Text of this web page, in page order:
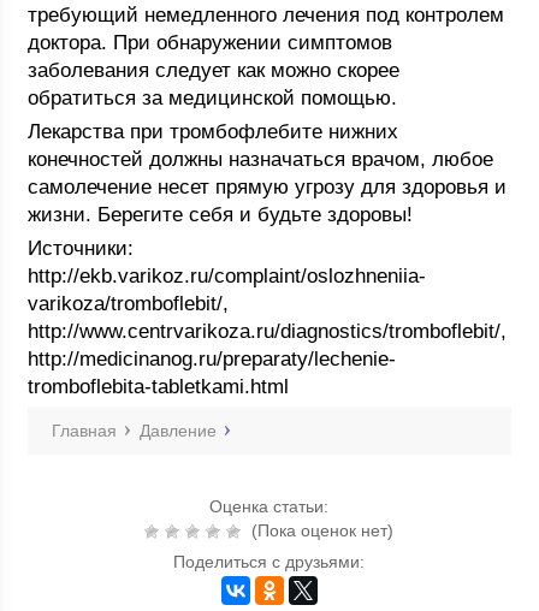
требующий немедленного лечения под контролем
доктора. При обнаружении симптомов
заболевания следует как можно скорее
обратиться за медицинской помощью.
Лекарства при тромбофлебите нижних
конечностей должны назначаться врачом, любое
самолечение несет прямую угрозу для здоровья и
жизни. Берегите себя и будьте здоровы!
Источники:
http://ekb.varikoz.ru/complaint/oslozhneniia-
varikoza/tromboflebit/,
http://www.centrvarikoza.ru/diagnostics/tromboflebit/,
http://medicinanog.ru/preparaty/lechenie-
tromboflebita-tabletkami.html
Главная Давление
Оценка статьи:
(Пока оценок нет)
Поделиться с друзьями: